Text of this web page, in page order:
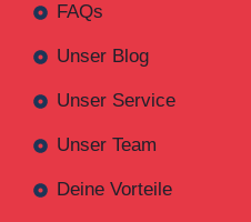
FAQs
Unser Blog
Unser Service
Unser Team
Deine Vorteile